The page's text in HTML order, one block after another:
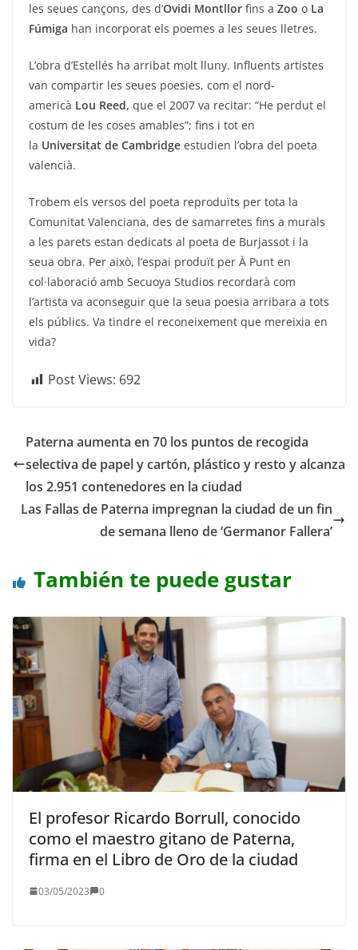
les seues cançons, des d’Ovidi Montllor fins a Zoo o La
Fúmiga han incorporat els poemes a les seues lletres.
L’obra d’Estellés ha arribat molt lluny. Influents artistes
van compartir les seues poesies, com el nord-
americà Lou Reed, que el 2007 va recitar: “He perdut el
costum de les coses amables”; fins i tot en
la Universitat de Cambridge estudien l’obra del poeta
valencià.
Trobem els versos del poeta reproduïts per tota la
Comunitat Valenciana, des de samarretes fins a murals
a les parets estan dedicats al poeta de Burjassot i la
seua obra. Per això, l’espai produït per À Punt en
col·laboració amb Secuoya Studios recordarà com
l’artista va aconseguir que la seua poesia arribara a tots
els públics. Va tindre el reconeixement que mereixia en
vida?
Post Views: 692
Paterna aumenta en 70 los puntos de recogida
selectiva de papel y cartón, plástico y resto y alcanza
los 2.951 contenedores en la ciudad
Las Fallas de Paterna impregnan la ciudad de un fin
de semana lleno de ‘Germanor Fallera’
También te puede gustar
El profesor Ricardo Borrull, conocido
como el maestro gitano de Paterna,
firma en el Libro de Oro de la ciudad
03/05/2023 0